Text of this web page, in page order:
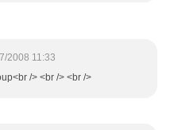
2008 11:33
/> <br /> <br />